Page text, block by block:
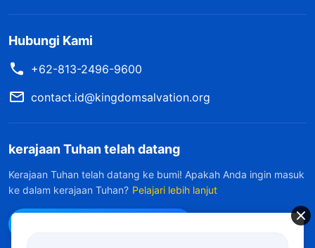
Hubungi Kami
+62-813-2496-9600
contact.id@kingdomsalvation.org
kerajaan Tuhan telah datang
Kerajaan Tuhan telah datang ke bumi! Apakah Anda ingin masuk
ke dalam kerajaan Tuhan? Pelajari lebih lanjut